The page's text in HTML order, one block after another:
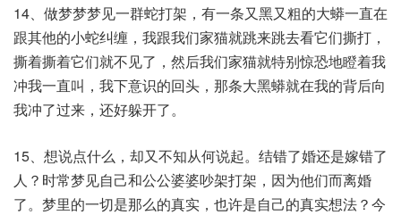
14、做梦梦梦见一群蛇打架，有一条又黑又粗的大蟒一直在
跟其他的小蛇纠缠，我跟我们家猫就跳来跳去看它们撕打，
撕着撕着它们就不见了，然后我们家猫就特别惊恐地瞪着我
冲我一直叫，我下意识的回头，那条大黑蟒就在我的背后向
我冲了过来，还好躲开了。​
15、想说点什么，却又不知从何说起。结错了婚还是嫁错了
人？时常梦见自己和公公婆婆吵架打架，因为他们而离婚
了。梦里的一切是那么的真实，也许是自己的真实想法？今